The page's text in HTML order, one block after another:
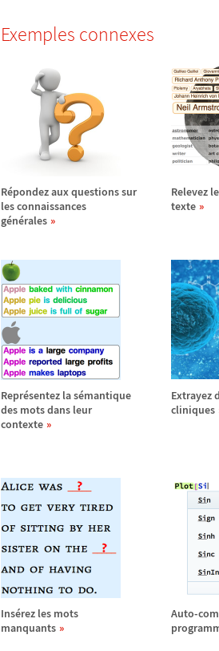
Exemples connexes
Répondez aux questions sur
les connaissances
générales
Relevez
texte
Représentez la sémantique
des mots dans leur
contexte
Extrayez
cliniques
Insérez les mots
manquants
Auto-